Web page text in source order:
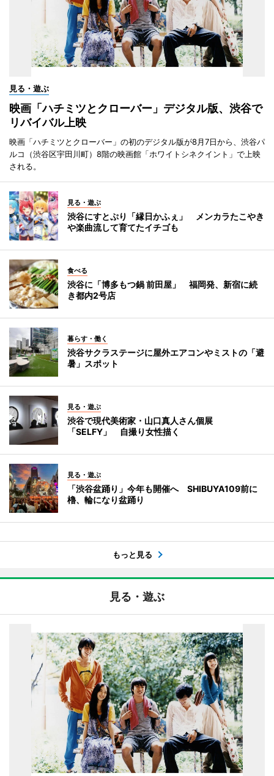
見る・遊ぶ
映画「ハチミツとクローバー」デジタル版、渋谷で
リバイバル上映
映画「ハチミツとクローバー」の初のデジタル版が8月7日から、渋谷パ
ルコ（渋谷区宇田川町）8階の映画館「ホワイトシネクイント」で上映
される。
見る・遊ぶ
渋谷にすとぷり「縁日かふぇ」 メンカラたこやき
や楽曲流して育てたイチゴも
食べる
渋谷に「博多もつ鍋 前田屋」 福岡発、新宿に続
き都内2号店
暮らす・働く
渋谷サクラステージに屋外エアコンやミストの「避
暑」スポット
見る・遊ぶ
渋谷で現代美術家・山口真人さん個展
「SELFY」 自撮り女性描く
見る・遊ぶ
「渋谷盆踊り」今年も開催へ SHIBUYA109前に
櫓、輪になり盆踊り
もっと見る
見る・遊ぶ